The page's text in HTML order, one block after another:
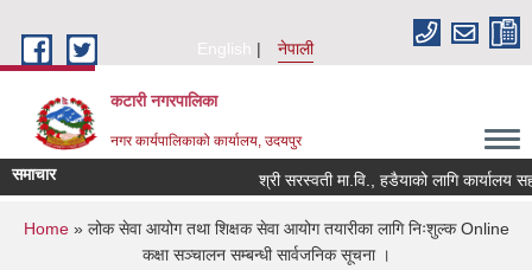
English
नेपाली
कटारी नगरपालिका
नगर कार्यपालिकाको कार्यालय, उदयपुर
समाचार श्री सरस्वती मा.वि., हडैयाको लागि कार्यालय
You are here
Home» लोक सेवा आयोग तथा शिक्षक सेवा आयोग तयारीका लागि निःशुल्क Online
कक्षा सञ्चालन सम्बन्धी सार्वजनिक सूचना ।